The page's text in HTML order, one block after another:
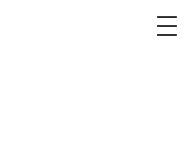
メ
ニ